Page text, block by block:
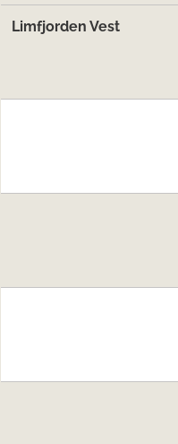
Limfjorden Vest